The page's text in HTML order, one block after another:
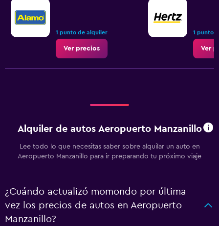
1 punto de alquiler
Ver precios
1 punto
Ver
Alquiler de autos Aeropuerto Manzanillo
Lee todo lo que necesitas saber sobre alquilar un auto en
Aeropuerto Manzanillo para ir preparando tu próximo viaje
¿Cuándo actualizó momondo por última
vez los precios de autos en Aeropuerto
Manzanillo?